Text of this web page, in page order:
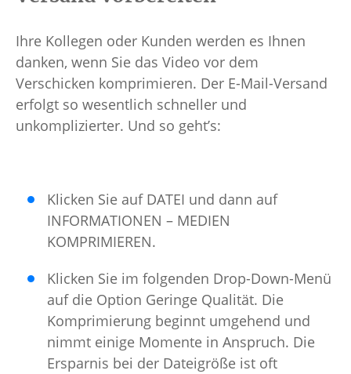
Ihre Kollegen oder Kunden werden es Ihnen
danken, wenn Sie das Video vor dem
Verschicken komprimieren. Der E-Mail-Versand
erfolgt so wesentlich schneller und
unkomplizierter. Und so geht’s:
Klicken Sie auf DATEI und dann auf
INFORMATIONEN – MEDIEN
KOMPRIMIEREN.
Klicken Sie im folgenden Drop-Down-Menü
auf die Option Geringe Qualität. Die
Komprimierung beginnt umgehend und
nimmt einige Momente in Anspruch. Die
Ersparnis bei der Dateigröße ist oft